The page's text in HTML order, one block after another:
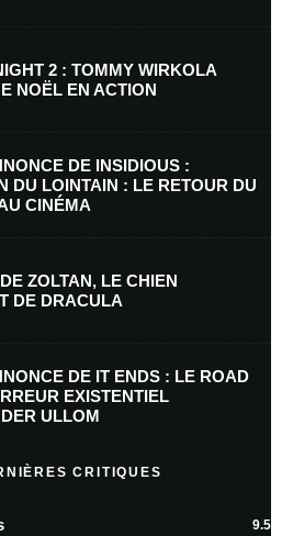
Site web
e-mail et mon site dans le navigateur pour
données de vos commentaires sont
2 : TOMMY WIRKOLA
NOËL EN ACTION
DE INSIDIOUS :
DU LOINTAIN : LE RETOUR DU
CINÉMA
ZOLTAN, LE CHIEN
DE DRACULA
DE IT ENDS : LE ROAD
EXISTENTIEL
ULLOM
CRITIQUES
9.5